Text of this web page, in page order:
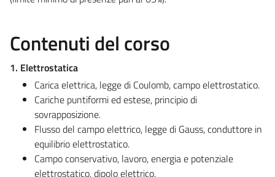
Contenuti del corso
1. Elettrostatica
Carica elettrica, legge di Coulomb, campo elettrostatico.
Cariche puntiformi ed estese, principio di
sovrapposizione.
Flusso del campo elettrico, legge di Gauss, conduttore in
equilibrio elettrostatico.
Campo conservativo, lavoro, energia e potenziale
elettrostatico, dipolo elettrico.